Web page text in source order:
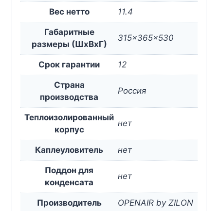
Вес нетто 11.4
Габаритные
размеры (ШxВxГ)
315x365x530
Срок гарантии 12
Страна
производства
Россия
Теплоизолированный
корпус
нет
Каплеуловитель нет
Поддон для
конденсата
нет
Производитель OPENAIR by ZILON